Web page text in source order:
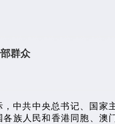
群众
共中央总书记、国家
族人民和香港同胞、澳